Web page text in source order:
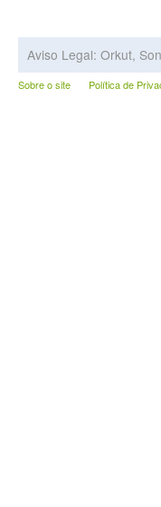
Aviso Legal: Orkut,
Sobre o site Política de